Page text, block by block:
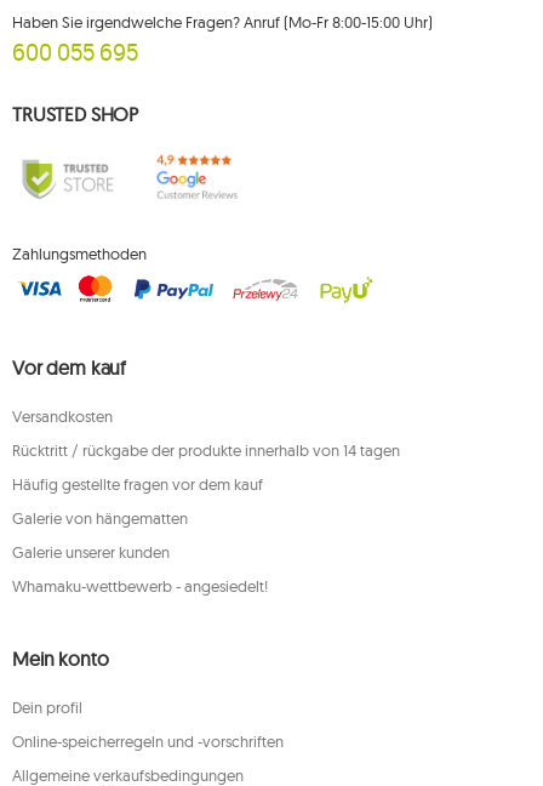
Haben Sie irgendwelche Fragen? Anruf (Mo-Fr 8:00-15:00 Uhr)
600 055 695
TRUSTED SHOP
Zahlungsmethoden
Vor dem kauf
Versandkosten
Rücktritt / rückgabe der produkte innerhalb von 14 tagen
Häufig gestellte fragen vor dem kauf
Galerie von hängematten
Galerie unserer kunden
Whamaku-wettbewerb - angesiedelt!
Mein konto
Dein profil
Online-speicherregeln und -vorschriften
Allgemeine verkaufsbedingungen